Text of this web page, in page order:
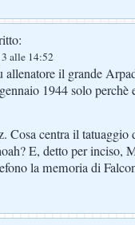
alle 14:52
allenatore il grande
1944 solo perchè
Cosa centra il tatuaggio
E, detto per inciso,
la memoria di